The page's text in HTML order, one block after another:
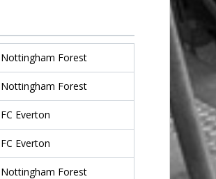
Nottingham Forest
Nottingham Forest
FC Everton
FC Everton
Nottingham Forest